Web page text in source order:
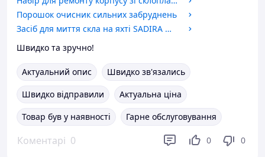
Порошок очисник сильних забруднень
Засіб для миття скла на яхті SADIRA Marine Glass Cleaner, 500 мл
Швидко та зручно!
Актуальний опис
Швидко зв'язались
Швидко відправили
Актуальна ціна
Товар був у наявності
Гарне обслуговування
Коментарі 0 0 0